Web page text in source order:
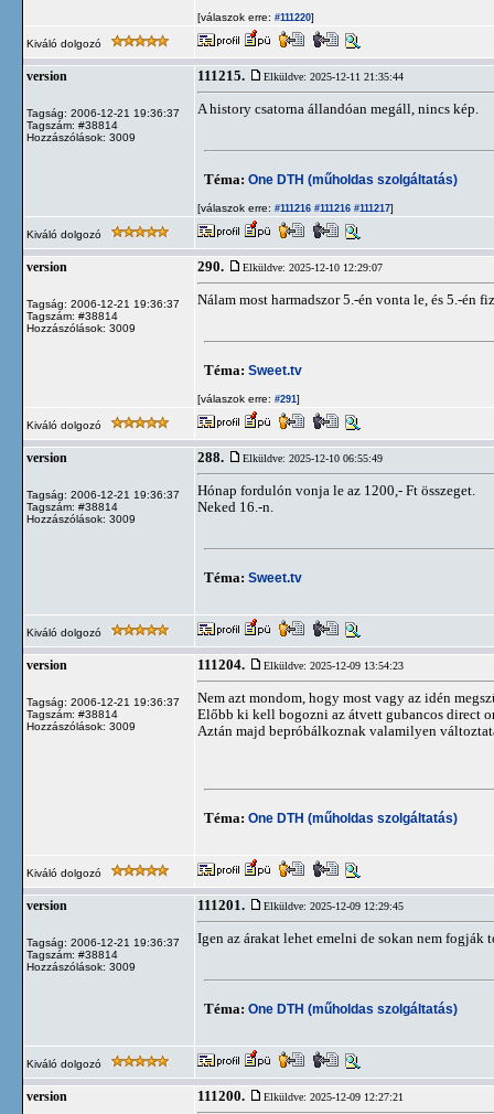
[válaszok erre: #111220]
Kiváló dolgozó
version
Tagság: 2006-12-21 19:36:37
Tagszám: #38814
Hozzászólások: 3009
111215. Elküldve: 2025-12-11 21:35:44
A history csatorna állandóan megáll, nincs kép.
Téma: One DTH (műholdas szolgáltatás)
[válaszok erre: #111216 #111216 #111217]
Kiváló dolgozó
version
Tagság: 2006-12-21 19:36:37
Tagszám: #38814
Hozzászólások: 3009
290. Elküldve: 2025-12-10 12:29:07
Nálam most harmadszor 5.-én vonta le, és 5.-én
Téma: Sweet.tv
[válaszok erre: #291]
Kiváló dolgozó
version
Tagság: 2006-12-21 19:36:37
Tagszám: #38814
Hozzászólások: 3009
288. Elküldve: 2025-12-10 06:55:49
Hónap fordulón vonja le az 1200,- Ft összeget.
Neked 16.-n.
Téma: Sweet.tv
Kiváló dolgozó
version
Tagság: 2006-12-21 19:36:37
Tagszám: #38814
Hozzászólások: 3009
111204. Elküldve: 2025-12-09 13:54:23
Nem azt mondom, hogy most vagy az idén
Előbb ki kell bogozni az átvett gubancos direct
Aztán majd bepróbálkoznak valamilyen
Téma: One DTH (műholdas szolgáltatás)
Kiváló dolgozó
version
Tagság: 2006-12-21 19:36:37
Tagszám: #38814
Hozzászólások: 3009
111201. Elküldve: 2025-12-09 12:29:45
Igen az árakat lehet emelni de sokan nem fogják
Téma: One DTH (műholdas szolgáltatás)
Kiváló dolgozó
version 111200. Elküldve: 2025-12-09 12:27:21